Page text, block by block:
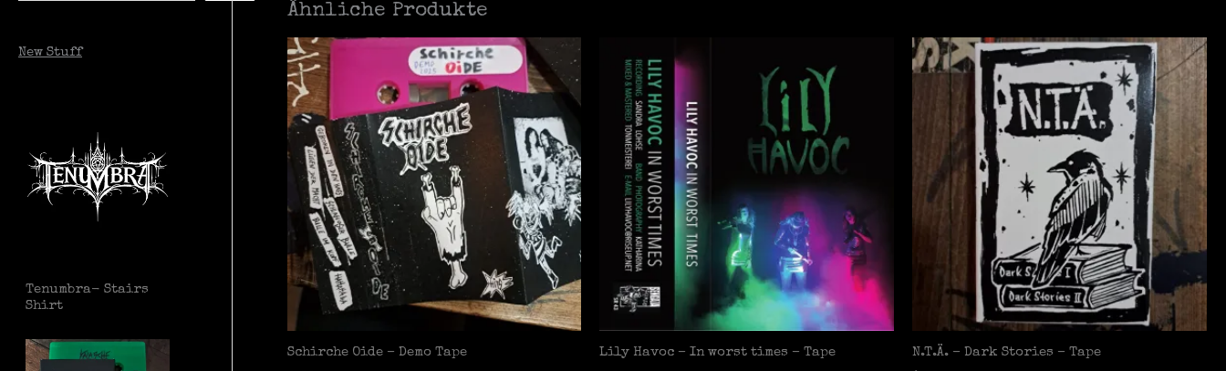
New Stuff
Tenumbra- Stairs
Shirt
Ähnliche Produkte
Schirche Oide – Demo Tape Lily Havoc – In worst times – Tape N.T.Ä. – Dark Stories – Tape